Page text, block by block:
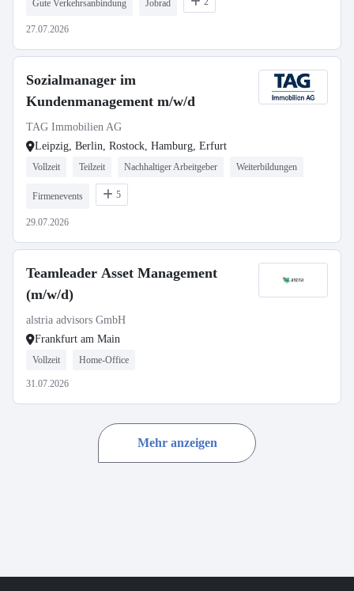
Gute Verkehrsanbindung Jobrad
27.07.2026
Sozialmanager im
Kundenmanagement m/w/d
TAG Immobilien AG
Leipzig, Berlin, Rostock, Hamburg, Erfurt
Vollzeit Teilzeit Nachhaltiger Arbeitgeber Weiterbildungen
Firmenevents 5
29.07.2026
Teamleader Asset Management
(m/w/d)
alstria advisors GmbH
Frankfurt am Main
Vollzeit Home-Office
31.07.2026
Mehr anzeigen